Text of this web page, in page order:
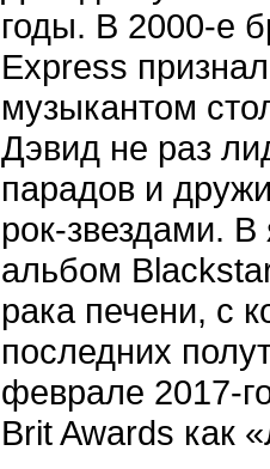
годы. В 2000-е
Express
музыкантом
Дэвид не раз
парадов и
рок-звездами.
альбом
рака печени, с
последних
феврале 2017-
Brit Awards как